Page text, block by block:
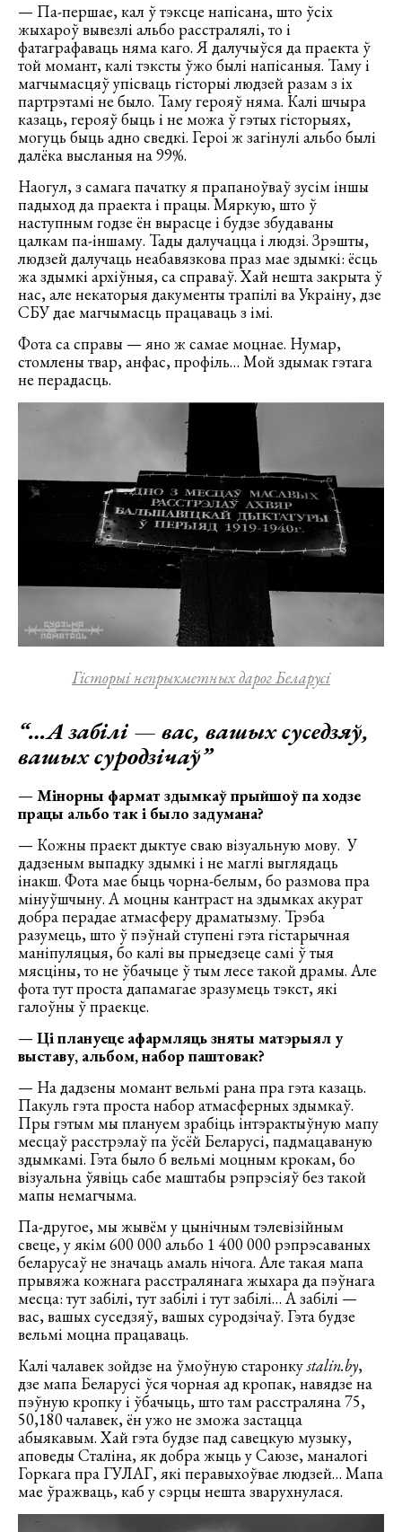
— Па-першае, кал ў тэксце напісана, што ўсіх
жыхароў вывезлі альбо расстралялі, то і
фатаграфаваць няма каго. Я далучыўся да праекта ў
той момант, калі тэксты ўжо былі напісаныя. Таму і
магчымасцяў упісваць гісторыі людзей разам з іх
партрэтамі не было. Таму герояў няма. Калі шчыра
казаць, герояў быць і не можа ў гэтых гісторыях,
могуць быць адно сведкі. Героі ж загінулі альбо былі
далёка высланыя на 99%.
Наогул, з самага пачатку я прапаноўваў зусім іншы
падыход да праекта і працы. Мяркую, што ў
наступным годзе ён вырасце і будзе збудаваны
цалкам па-іншаму. Тады далучацца і людзі. Зрэшты,
людзей далучаць неабавязкова праз мае здымкі: ёсць
жа здымкі архіўныя, са справаў. Хай нешта закрыта ў
нас, але некаторыя дакументы трапілі ва Украіну, дзе
СБУ дае магчымасць працаваць з імі.
Фота са справы — яно ж самае моцнае. Нумар,
стомлены твар, анфас, профіль… Мой здымак гэтага
не перадасць.
Гісторыі непрыкметных дарог Беларусі
“…А забілі — вас, вашых суседзяў,
вашых суродзічаў”
— Мінорны фармат здымкаў прыйшоў па ходзе
працы альбо так і было задумана?
— Кожны праект дыктуе сваю візуальную мову. У
дадзеным выпадку здымкі і не маглі выглядаць
інакш. Фота мае быць чорна-белым, бо размова пра
мінуўшчыну. А моцны кантраст на здымках акурат
добра перадае атмасферу драматызму. Трэба
разумець, што ў пэўнай ступені гэта гістарычная
маніпуляцыя, бо калі вы прыедзеце самі ў тыя
мясціны, то не ўбачыце ў тым лесе такой драмы. Але
фота тут проста дапамагае зразумець тэкст, які
галоўны ў праекце.
—Ці плануеце афармляць зняты матэрыял у
выставу, альбом, набор паштовак?
— На дадзены момант вельмі рана пра гэта казаць.
Пакуль гэта проста набор атмасферных здымкаў.
Пры гэтым мы плануем зрабіць інтэрактыўную мапу
месцаў расстрэлаў па ўсёй Беларусі, падмацаваную
здымкамі. Гэта было б вельмі моцным крокам, бо
візуальна ўявіць сабе маштабы рэпрэсіяў без такой
мапы немагчыма.
Па-другое, мы жывём у цынічным тэлевізійным
свеце, у якім 600 000 альбо 1 400 000 рэпрэсаваных
беларусаў не значаць амаль нічога. Але такая мапа
прывяжа кожнага расстралянага жыхара да пэўнага
месца: тут забілі, тут забілі і тут забілі… А забілі —
вас, вашых суседзяў, вашых суродзічаў. Гэта будзе
вельмі моцна працаваць.
Калі чалавек зойдзе на ўмоўную старонкуstalin.by,
дзе мапа Беларусі ўся чорная ад кропак, навядзе на
пэўную кропку і ўбачыць, што там расстраляна 75,
50,180 чалавек, ён ужо не зможа застацца
абыякавым. Хай гэта будзе пад савецкую музыку,
аповеды Сталіна, як добра жыць у Саюзе, маналогі
Горкага пра ГУЛАГ, які перавыхоўвае людзей… Мапа
мае ўражваць, каб у сэрцы нешта зварухнулася.